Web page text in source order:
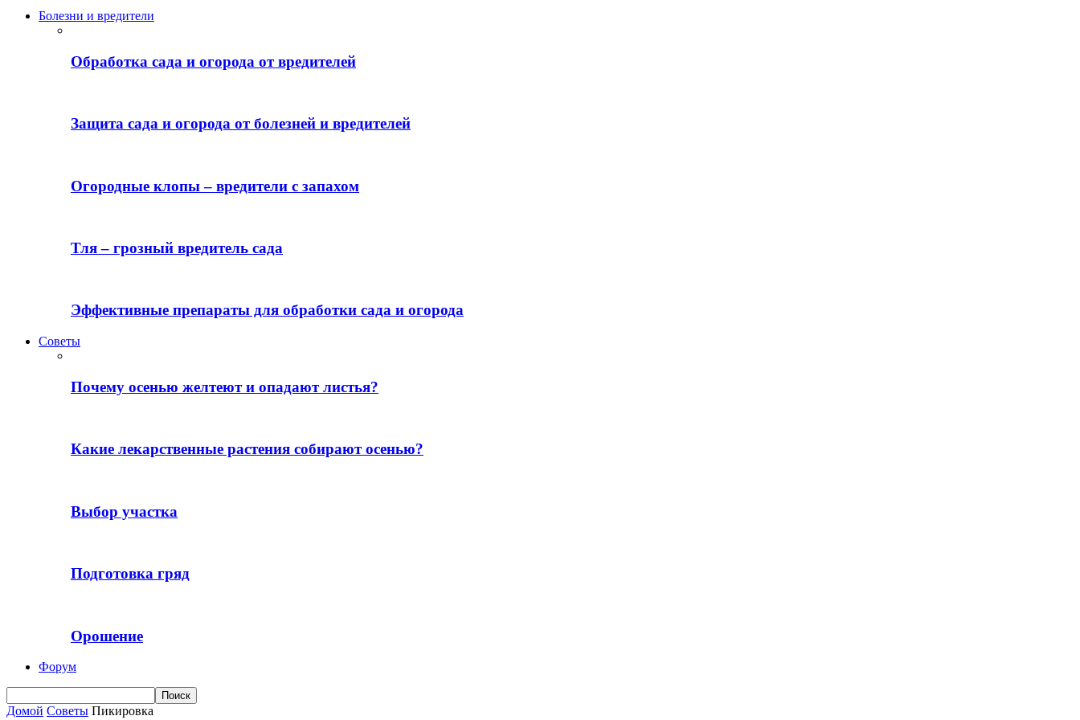
Болезни и вредители
Обработка сада и огорода от вредителей
Защита сада и огорода от болезней и вредителей
Огородные клопы – вредители с запахом
Тля – грозный вредитель сада
Эффективные препараты для обработки сада и огорода
Советы
Почему осенью желтеют и опадают листья?
Какие лекарственные растения собирают осенью?
Выбор участка
Подготовка гряд
Орошение
Форум
Домой Советы Пикировка